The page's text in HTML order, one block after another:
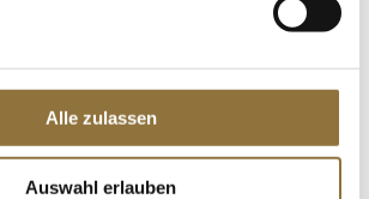
Alle zulassen
Auswahl erlauben
Trüffelpulver Gewürz, mit schwarzem
Sommertrüffel, Zigante, 50 g
Art.Nr.:59409